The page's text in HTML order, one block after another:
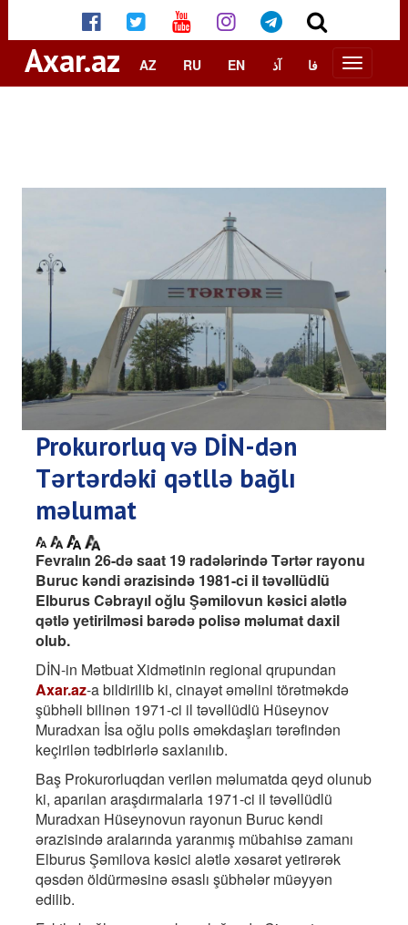
Axar.az AZ RU EN آذ فا
Prokurorluq və DİN-dən
Tərtərdəki qətllə bağlı
məlumat
Fevralın 26-də saat 19 radələrində Tərtər rayonu
Buruc kəndi ərazisində 1981-ci il təvəllüdlü
Elburus Cəbrayıl oğlu Şəmilovun kəsici alətlə
qətlə yetirilməsi barədə polisə məlumat daxil
olub.
DİN-in Mətbuat Xidmətinin regional qrupundan
Axar.az-a bildirilib ki, cinayət əməlini törətməkdə
şübhəli bilinən 1971-ci il təvəllüdlü Hüseynov
Muradxan İsa oğlu polis əməkdaşları tərəfindən
keçirilən tədbirlərlə saxlanılıb.
Baş Prokurorluqdan verilən məlumatda qeyd olunub
ki, aparılan araşdırmalarla 1971-ci il təvəllüdlü
Muradxan Hüseynovun rayonun Buruc kəndi
ərazisində aralarında yaranmış mübahisə zamanı
Elburus Şəmilova kəsici alətlə xəsarət yetirərək
qəsdən öldürməsinə əsaslı şübhələr müəyyən
edilib.